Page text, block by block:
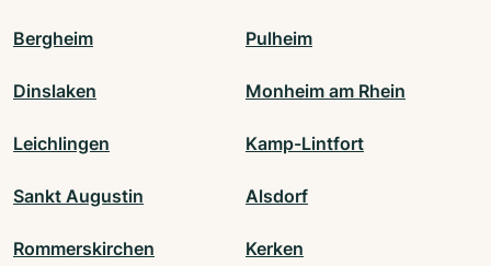
Bergheim Pulheim
Dinslaken Monheim am Rhein
Leichlingen Kamp-Lintfort
Sankt Augustin Alsdorf
Rommerskirchen Kerken